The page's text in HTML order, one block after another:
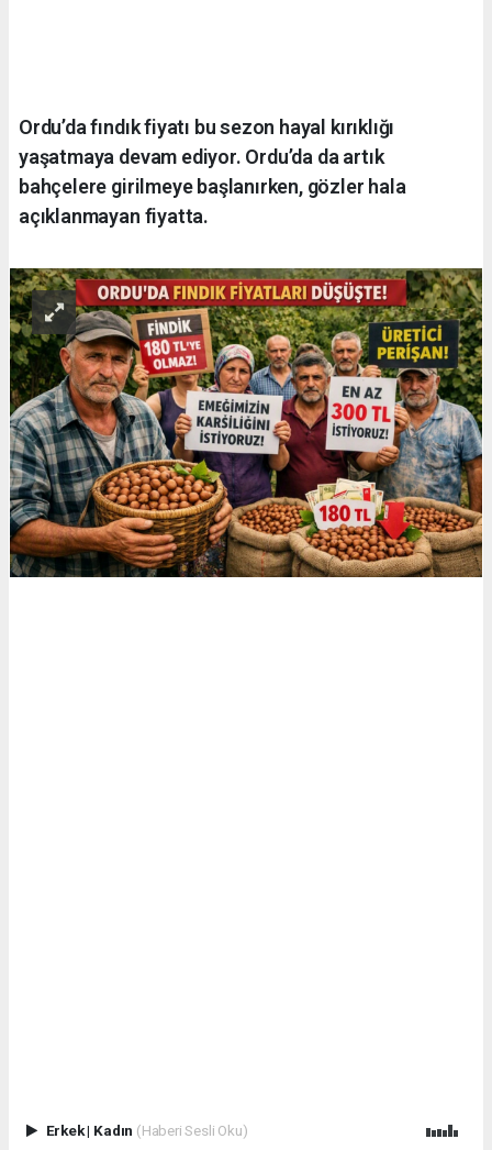
Ordu’da fındık fiyatı bu sezon hayal kırıklığı
yaşatmaya devam ediyor. Ordu’da da artık
bahçelere girilmeye başlanırken, gözler hala
açıklanmayan fiyatta.
Erkek| Kadın (Haberi Sesli Oku)